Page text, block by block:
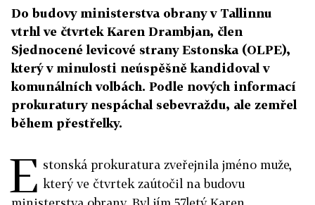
Do budovy ministerstva obrany v Tallinnu
vtrhl ve čtvrtek Karen Drambjan, člen
Sjednocené levicové strany Estonska (OLPE),
který v minulosti neúspěšně kandidoval v
komunálních volbách. Podle nových informací
prokuratury nespáchal sebevraždu, ale zemřel
během přestřelky.
E stonská prokuratura zveřejnila jméno muže,
který ve čtvrtek zaútočil na budovu